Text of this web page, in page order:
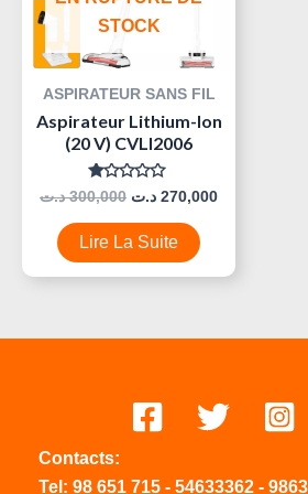
STOCK
ASPIRATEUR SANS FIL
Aspirateur Lithium-Ion
(20 V) CVLI2006
Note
0
Sur
5
300,000 د.ت 270,000 د.ت
Lire La Suite
Contacts:
Tel: 98 651 715 - 54633362 -